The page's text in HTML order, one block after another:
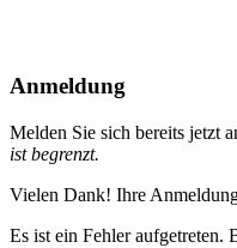
Anmeldung
Melden Sie sich bereits jetzt
ist begrenzt.
Vielen Dank! Ihre
Es ist ein Fehler aufgetreten.